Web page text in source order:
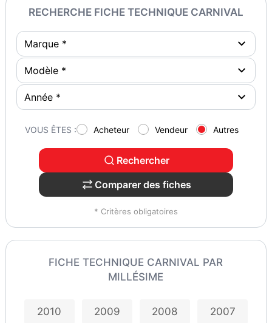
RECHERCHE FICHE TECHNIQUE CARNIVAL
VOUS ÊTES : Acheteur Vendeur Autres
Rechercher
Comparer des fiches
* Critères obligatoires
FICHE TECHNIQUE CARNIVAL PAR
MILLÉSIME
2010 2009 2008 2007